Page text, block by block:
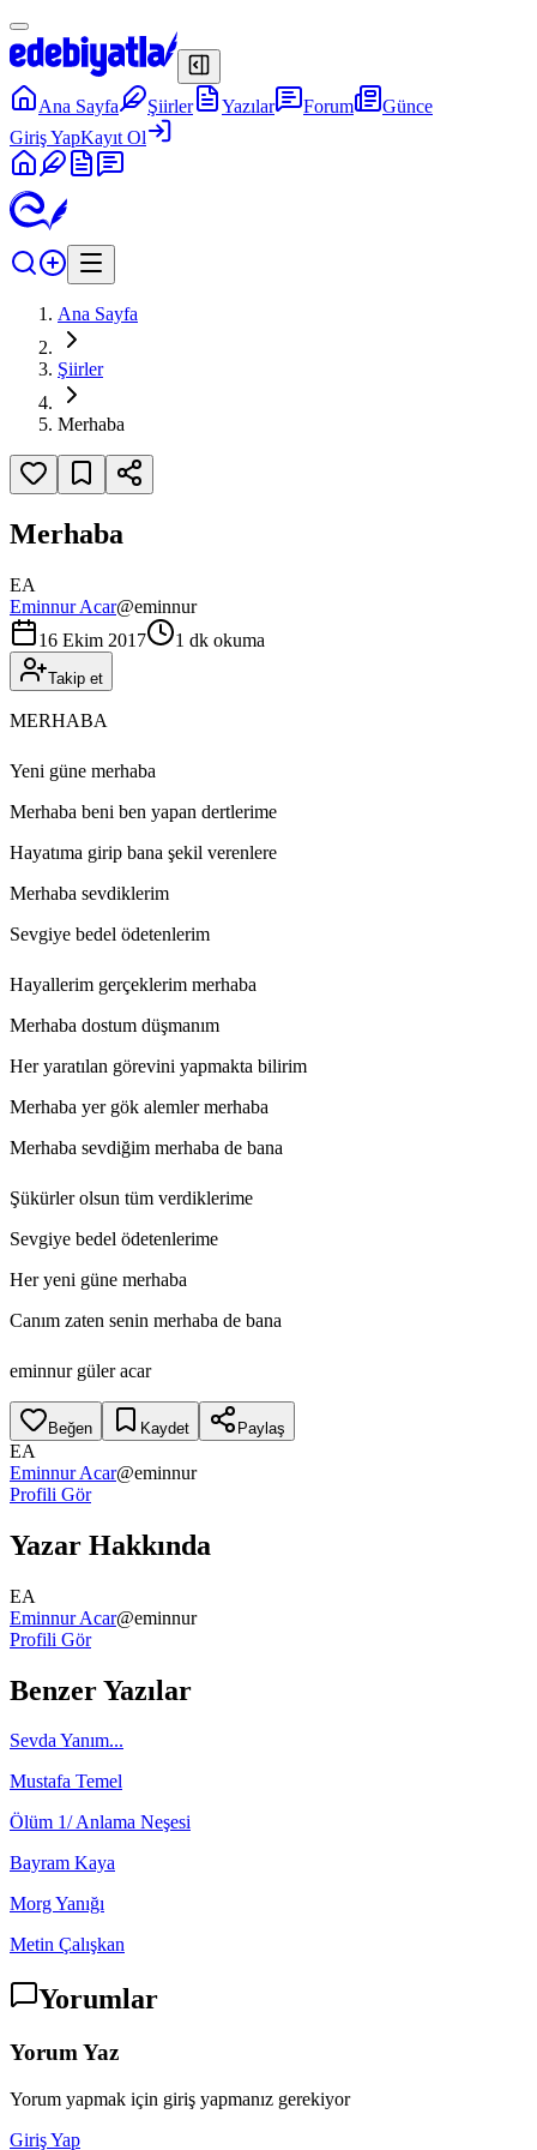
Ana Sayfa Şiirler Yazılar Forum
Günce
Giriş YapKayıt Ol
Ana Sayfa
Şiirler
Merhaba
Merhaba
EA
Eminnur Acar@eminnur
16 Ekim 2017
1 dk okuma
Takip et
MERHABA
Yeni güne merhaba
Merhaba beni ben yapan dertlerime
Hayatıma girip bana şekil verenlere
Merhaba sevdiklerim
Sevgiye bedel ödetenlerim
Hayallerim gerçeklerim merhaba
Merhaba dostum düşmanım
Her yaratılan görevini yapmakta bilirim
Merhaba yer gök alemler merhaba
Merhaba sevdiğim merhaba de bana
Şükürler olsun tüm verdiklerime
Sevgiye bedel ödetenlerime
Her yeni güne merhaba
Canım zaten senin merhaba de bana
eminnur güler acar
Beğen Kaydet Paylaş
EA
Eminnur Acar@eminnur
Profili Gör
Yazar Hakkında
EA
Eminnur Acar@eminnur
Profili Gör
Benzer Yazılar
Sevda Yanım...
Mustafa Temel
Ölüm 1/ Anlama Neşesi
Bayram Kaya
Morg Yanığı
Metin Çalışkan
Yorumlar
Yorum Yaz
Yorum yapmak için giriş yapmanız gerekiyor
Giriş Yap